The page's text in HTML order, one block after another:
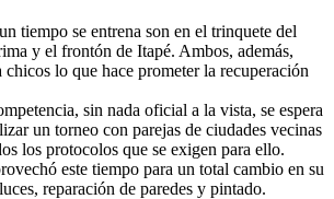
tiempo se entrena son en el trinquete del
y el frontón de Itapé. Ambos, además,
chicos lo que hace prometer la recuperación
sin nada oficial a la vista, se espera
un torneo con parejas de ciudades vecinas
los protocolos que se exigen para ello.
este tiempo para un total cambio en su
reparación de paredes y pintado.